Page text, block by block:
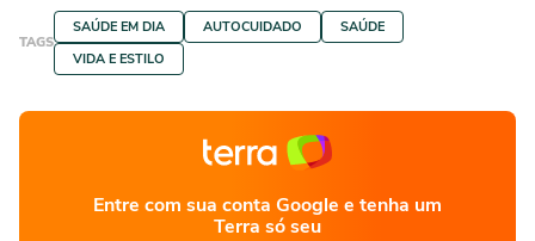
TAGS
SAÚDE EM DIA AUTOCUIDADO
SAÚDE
VIDA E ESTILO
Entre com sua conta Google e tenha um
Terra só seu